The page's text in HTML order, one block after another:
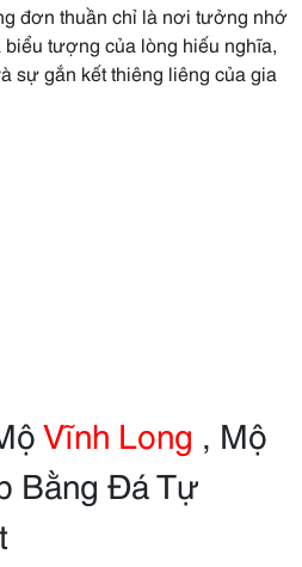
đơn thuần chỉ là nơi tưởng nhớ
tượng của lòng hiếu nghĩa,
sự gắn kết thiêng liêng của gia
Vĩnh Long , Mộ
Bằng Đá Tự